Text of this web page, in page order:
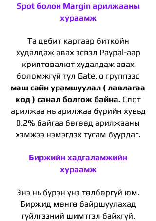
Spot болон Margin арилжааны
хураамж
Та дебит картаар биткойн
худалдаж авах эсвэл Paypal-аар
криптовалют худалдаж авах
боломжгүй тул Gate.io группээс
маш сайн урамшуулал ( лавлагаа
код ) санал болгож байна.Спот
арилжаа нь арилжаа бүрийн хувьд
0.2% байгаа бөгөөд арилжааны
хэмжээ нэмэгдэх тусам буурдаг.
Биржийн хадгаламжийн
хураамж
Энэ нь бүрэн үнэ төлбөргүй юм.
Биржид мөнгө байршуулахад
гүйлгээний шимтгэл байхгүй.